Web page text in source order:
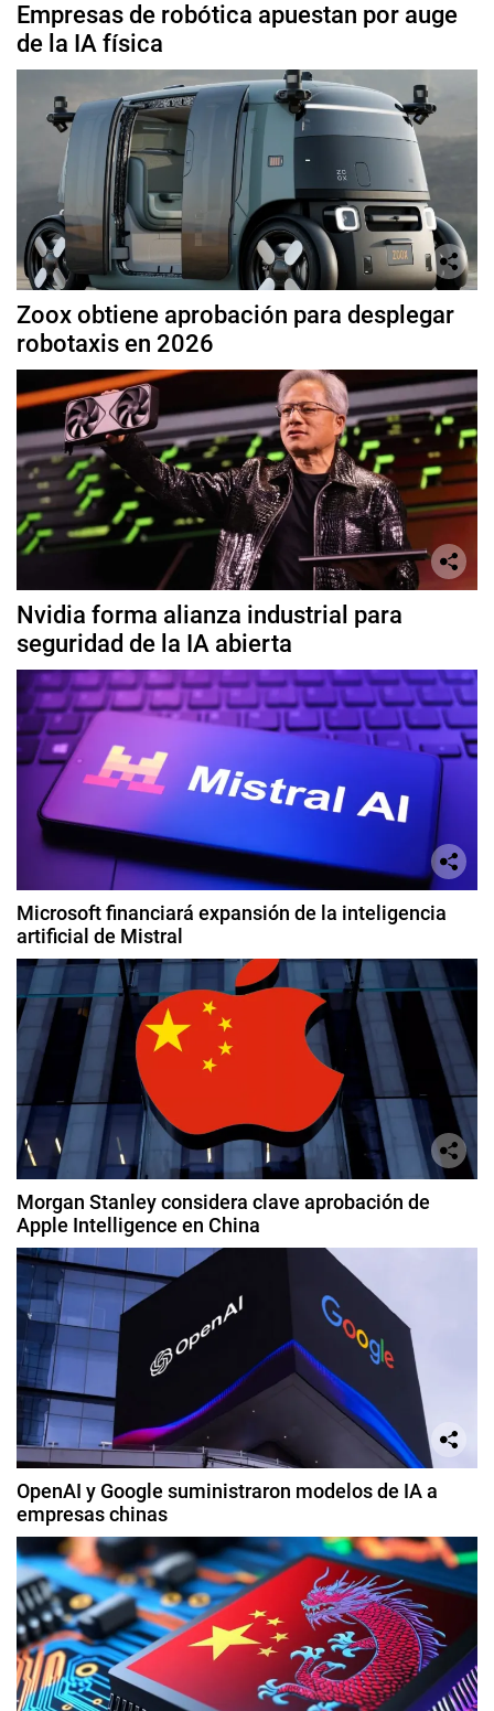
Empresas de robótica apuestan por auge
de la IA física
Zoox obtiene aprobación para desplegar
robotaxis en 2026
Nvidia forma alianza industrial para
seguridad de la IA abierta
Microsoft financiará expansión de la inteligencia
artificial de Mistral
Morgan Stanley considera clave aprobación de
Apple Intelligence en China
OpenAI y Google suministraron modelos de IA a
empresas chinas